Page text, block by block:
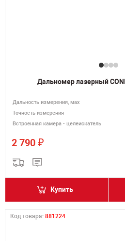
Дальномер лазерный
Дальность измерения, мах
Точность измерения
Встроенная камера - целеискатель
2 790 ₽
Купить
Код товара: 881224